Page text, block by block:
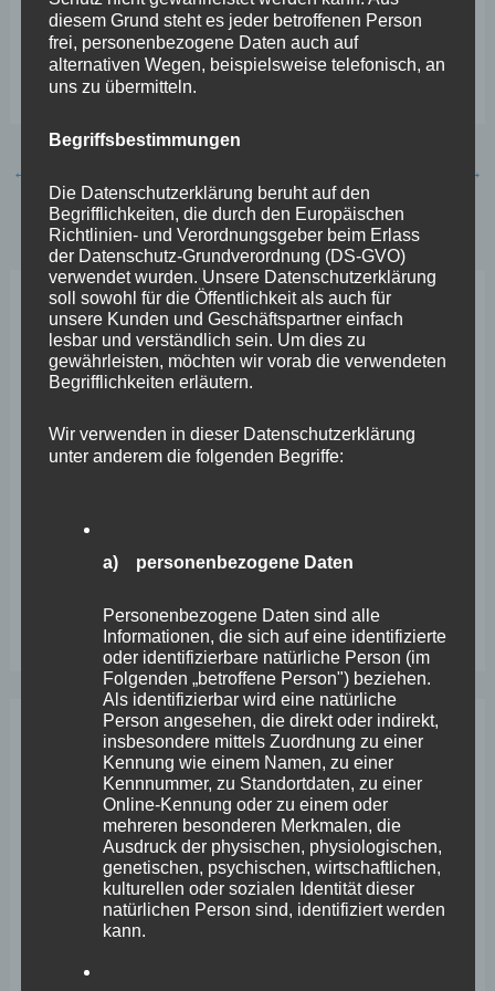
sein, daher stellen wir uns als FREIE WÄHLER
geschlossen gegen diese Bestrebungen und werden uns
parlamentarisch dafür einsetzen.“
← →
Neueste Beiträge
Wefelscheid lehnt Verfassungsänderung ab
VfL Kesselheim e.V. bittet Stadt um Unterstützung bei
Sanierung des Sportplatzes
erstickt im Verkehr“
Wefelscheid besichtigt Fort Konstantin
Wefelscheid bei 3-jährigem Jubiläum von Particura
April 2026
März 2026
Februar 2026
Januar 2026
Dezember 2025
diesem Grund steht es jeder betroffenen Person
frei, personenbezogene Daten auch auf
alternativen Wegen, beispielsweise telefonisch, an
uns zu übermitteln.
Begriffsbestimmungen
Die Datenschutzerklärung beruht auf den
Begrifflichkeiten, die durch den Europäischen
Richtlinien- und Verordnungsgeber beim Erlass
der Datenschutz-Grundverordnung (DS-GVO)
verwendet wurden. Unsere Datenschutzerklärung
soll sowohl für die Öffentlichkeit als auch für
unsere Kunden und Geschäftspartner einfach
lesbar und verständlich sein. Um dies zu
gewährleisten, möchten wir vorab die verwendeten
Begrifflichkeiten erläutern.
Wir verwenden in dieser Datenschutzerklärung
unter anderem die folgenden Begriffe:
a) personenbezogene Daten
Personenbezogene Daten sind alle
Informationen, die sich auf eine identifizierte
oder identifizierbare natürliche Person (im
Folgenden „betroffene Person") beziehen.
Als identifizierbar wird eine natürliche
Person angesehen, die direkt oder indirekt,
insbesondere mittels Zuordnung zu einer
Kennung wie einem Namen, zu einer
Kennnummer, zu Standortdaten, zu einer
Online-Kennung oder zu einem oder
mehreren besonderen Merkmalen, die
Ausdruck der physischen, physiologischen,
genetischen, psychischen, wirtschaftlichen,
kulturellen oder sozialen Identität dieser
natürlichen Person sind, identifiziert werden
kann.